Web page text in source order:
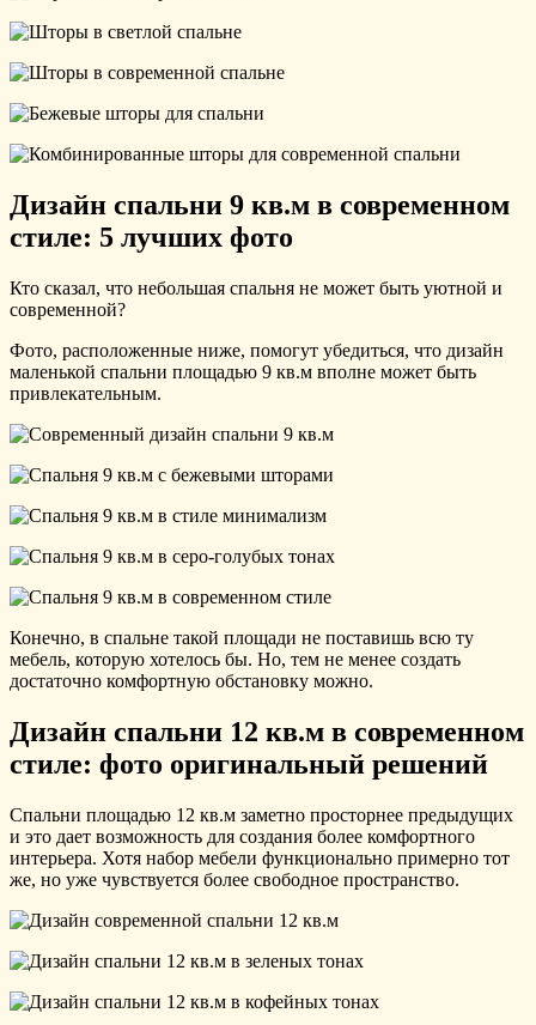
Дизайн спальни 9 кв.м в современном
стиле: 5 лучших фото
Кто сказал, что небольшая спальня не может быть уютной и
современной?
Фото, расположенные ниже, помогут убедиться, что дизайн
маленькой спальни площадью 9 кв.м вполне может быть
привлекательным.
Конечно, в спальне такой площади не поставишь всю ту
мебель, которую хотелось бы. Но, тем не менее создать
достаточно комфортную обстановку можно.
Дизайн спальни 12 кв.м в современном
стиле: фото оригинальный решений
Спальни площадью 12 кв.м заметно просторнее предыдущих
и это дает возможность для создания более комфортного
интерьера. Хотя набор мебели функционально примерно тот
же, но уже чувствуется более свободное пространство.